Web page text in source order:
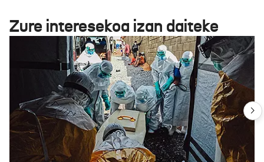
Zure interesekoa izan daiteke